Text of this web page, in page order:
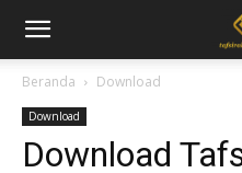
Beranda Download
Download
Download